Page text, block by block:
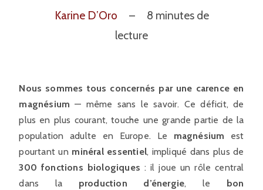
Karine D’Oro – 8 minutes de
lecture
Nous sommes tous concernés par une carence en
magnésium — même sans le savoir. Ce déficit, de
plus en plus courant, touche une grande partie de la
population adulte en Europe. Le magnésium est
pourtant un minéral essentiel, impliqué dans plus de
300 fonctions biologiques : il joue un rôle central
dans la production d’énergie, le bon